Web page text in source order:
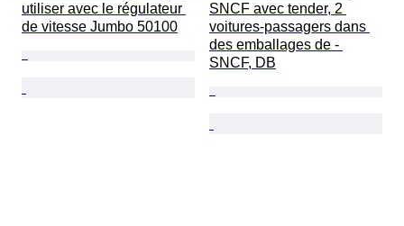
utiliser avec le régulateur
de vitesse Jumbo 50100
SNCF avec tender, 2
voitures-passagers dans
des emballages de -
SNCF, DB